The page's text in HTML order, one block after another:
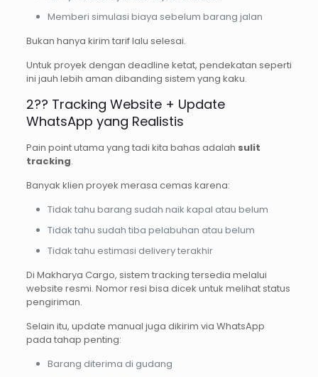
Memberi simulasi biaya sebelum barang jalan
Bukan hanya kirim tarif lalu selesai.
Untuk proyek dengan deadline ketat, pendekatan seperti
ini jauh lebih aman dibanding sistem yang kaku.
2?? Tracking Website + Update
WhatsApp yang Realistis
Pain point utama yang tadi kita bahas adalah sulit
tracking.
Banyak klien proyek merasa cemas karena:
Tidak tahu barang sudah naik kapal atau belum
Tidak tahu sudah tiba pelabuhan atau belum
Tidak tahu estimasi delivery terakhir
Di Makharya Cargo, sistem tracking tersedia melalui
website resmi. Nomor resi bisa dicek untuk melihat status
pengiriman.
Selain itu, update manual juga dikirim via WhatsApp
pada tahap penting:
Barang diterima di gudang